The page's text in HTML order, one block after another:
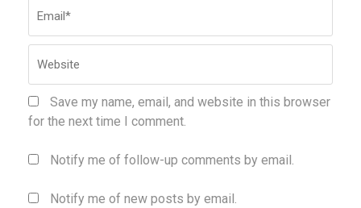
Save my name, email, and website in this browser
for the next time I comment.
Notify me of follow-up comments by email.
Notify me of new posts by email.